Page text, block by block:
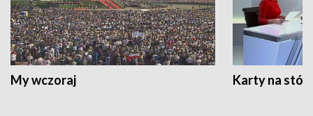
My wczoraj Karty na